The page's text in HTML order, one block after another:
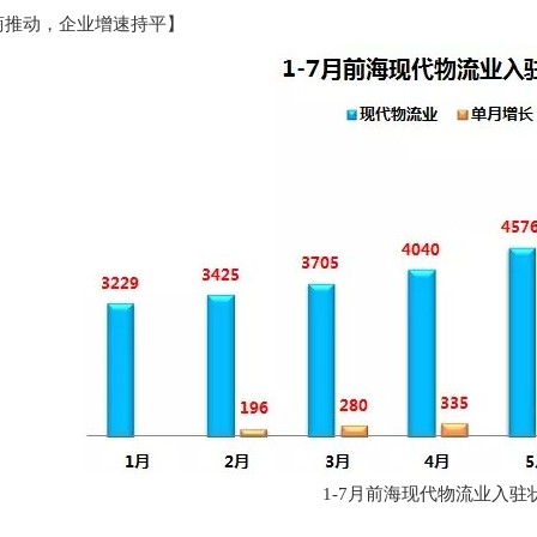
动，企业增速持平】
1-7月前海现代物流业入驻